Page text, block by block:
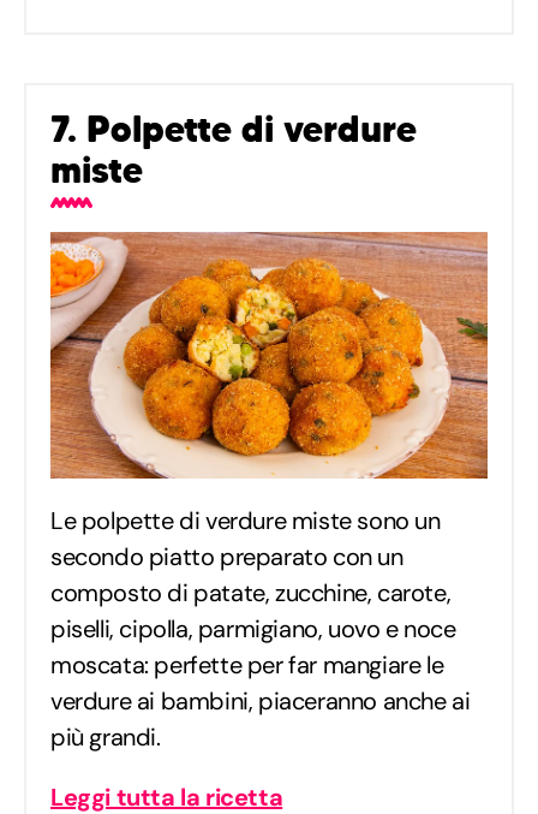
7. Polpette di verdure
miste
Le polpette di verdure miste sono un
secondo piatto preparato con un
composto di patate, zucchine, carote,
piselli, cipolla, parmigiano, uovo e noce
moscata: perfette per far mangiare le
verdure ai bambini, piaceranno anche ai
più grandi.
Leggi tutta la ricetta